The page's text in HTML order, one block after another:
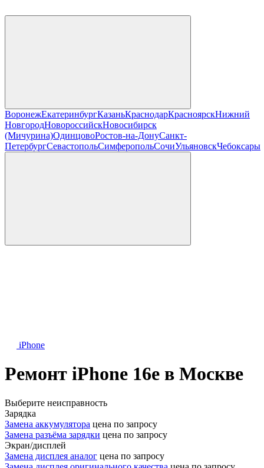
ВоронежЕкатеринбургКазаньКраснодарКрасноярскНижний
НовгородНовороссийскНовосибирск
(Мичурина)ОдинцовоРостов-на-ДонуСанкт-
ПетербургСевастопольСимферопольСочиУльяновскЧебоксары
iPhone
Ремонт iPhone 16e в Москве
Выберите неисправность
Зарядка
Замена аккумулятора цена по запросу
Замена разъёма зарядки цена по запросу
Экран/дисплей
Замена дисплея аналог цена по запросу